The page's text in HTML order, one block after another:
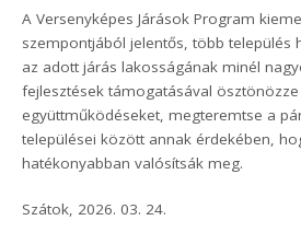
A Versenyképes Járások Program
szempontjából jelentős, több település
az adott járás lakosságának minél
fejlesztések támogatásával
együttműködéseket, megteremtse a
települései között annak érdekében,
hatékonyabban valósítsák meg.
Szátok, 2026. 03. 24.